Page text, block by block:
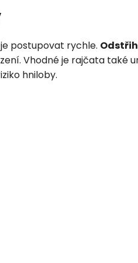
postupovat rychle.
Vhodné je rajčata také
hniloby.